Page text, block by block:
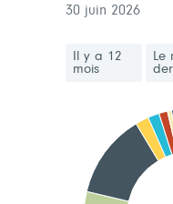
30 juin 2026
Il y a 12
mois
Le